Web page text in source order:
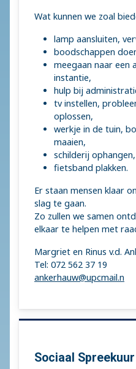
Wat kunnen we zoal
lamp aansluiten,
boodschappen
meegaan naar een
instantie,
hulp bij
tv instellen,
oplossen,
werkje in de tuin,
maaien,
schilderij
fietsband plakken.
Er staan mensen klaar
slag te gaan.
Zo zullen we samen
elkaar te helpen met
Margriet en Rinus v.d.
Tel: 072 562 37 19
ankerhauw@upcmail.n
Sociaal Spreekuur